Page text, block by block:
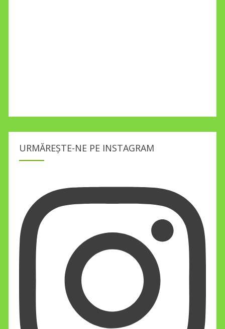
URMĂREȘTE-NE PE INSTAGRAM